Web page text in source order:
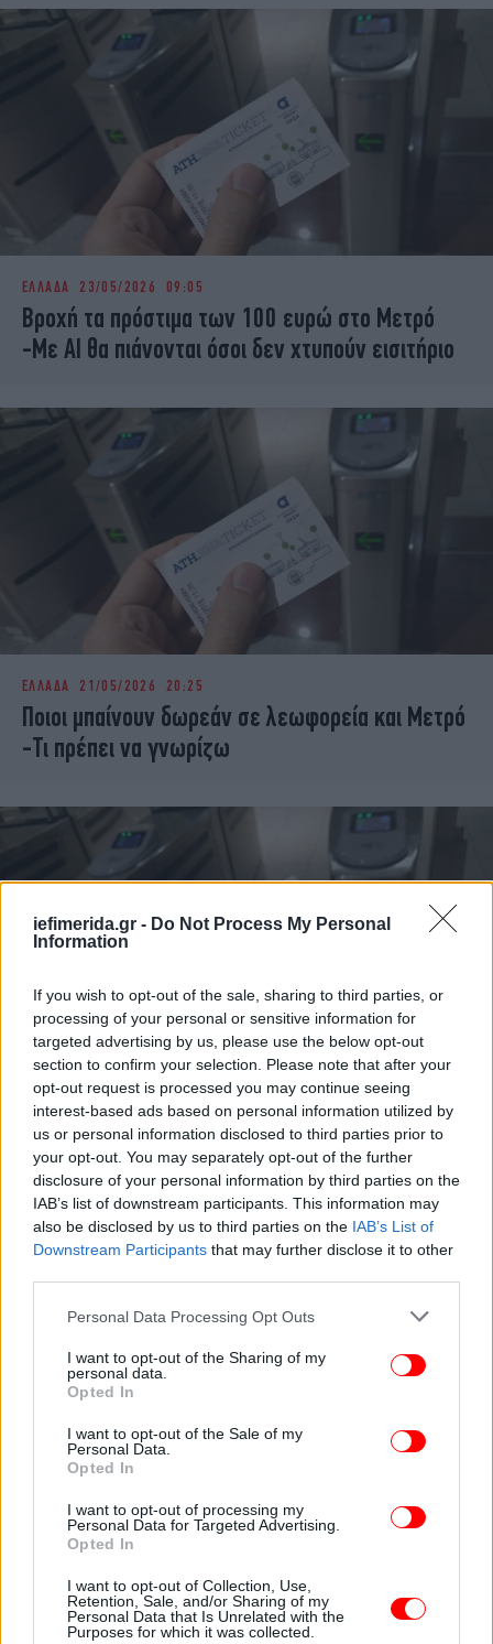
iefimerida.gr - Do Not Process My Personal
Information
If you wish to opt-out of the sale, sharing to third parties, or
processing of your personal or sensitive information for
targeted advertising by us, please use the below opt-out
section to confirm your selection. Please note that after your
opt-out request is processed you may continue seeing
interest-based ads based on personal information utilized by
us or personal information disclosed to third parties prior to
your opt-out. You may separately opt-out of the further
disclosure of your personal information by third parties on the
IAB’s list of downstream participants. This information may
also be disclosed by us to third parties on the IAB’s List of
Downstream Participants that may further disclose it to other
Please note that this website/app uses one or more Google
not limited to your visit or usage behaviour. You may click to
grant or deny consent to Google and its third-party tags to
use your data for below specified purposes in below Google
consent section.
Personal Data Processing Opt Outs
I want to opt-out of the Sharing of my
personal data.
Opted In
I want to opt-out of the Sale of my
Personal Data.
Opted In
I want to opt-out of processing my
Personal Data for Targeted Advertising.
Opted In
I want to opt-out of Collection, Use,
Retention, Sale, and/or Sharing of my
Personal Data that Is Unrelated with the
Purposes for which it was collected.
ΕΛΛΑΔΑ 23/05/2026 09:05
Βροχή τα πρόστιμα των 100 ευρώ στο Μετρό
-Με AI θα πιάνονται όσοι δεν χτυπούν εισιτήριο
ΕΛΛΑΔΑ 21/05/2026 20:25
Ποιοι μπαίνουν δωρεάν σε λεωφορεία και Μετρό
-Τι πρέπει να γνωρίζω
ΕΛΛΑΔΑ 19/05/2026 10:04
Τέλος οι τζαμπατζήδες σε Μετρό και λεωφορεία
-Τι άλλαξε
Απίστευτο και όμως αληθινό: Τέσσερα εισιτήρια
για τον τελικό του Μουντιάλ 2026 πωλούνται για
δύο εκατομμύρια ευρώ